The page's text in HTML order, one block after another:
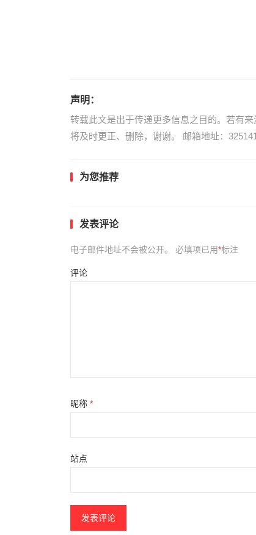
声明：
转载此文是出于传递更多信息之目的。若有
将及时更正、删除，谢谢。 邮箱地址：
为您推荐
发表评论
电子邮件地址不会被公开。 必填项已用*标注
评论
昵称 *
站点